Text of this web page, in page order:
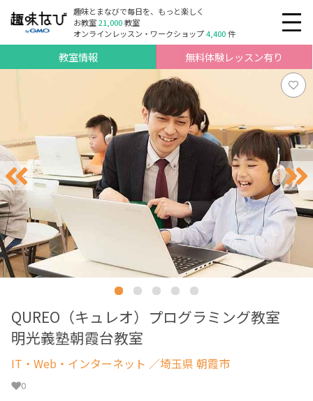
趣味とまなびで毎日を、もっと楽しく
お教室21,000教室
オンラインレッスン・ワークショップ4,400件
教室情報 無料体験レッスン有り
QUREO（キュレオ）プログラミング教室
明光義塾朝霞台教室
IT・Web・インターネット ／埼玉県 朝霞市
0